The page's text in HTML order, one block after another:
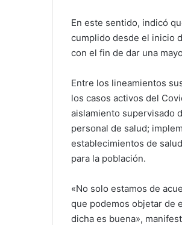
En este sentido, indicó
cumplido desde el inicio
con el fin de dar una
Entre los lineamientos
los casos activos del
aislamiento supervisado
personal de salud;
establecimientos de
para la población.
«No solo estamos de
que podemos objetar de
dicha es buena»,